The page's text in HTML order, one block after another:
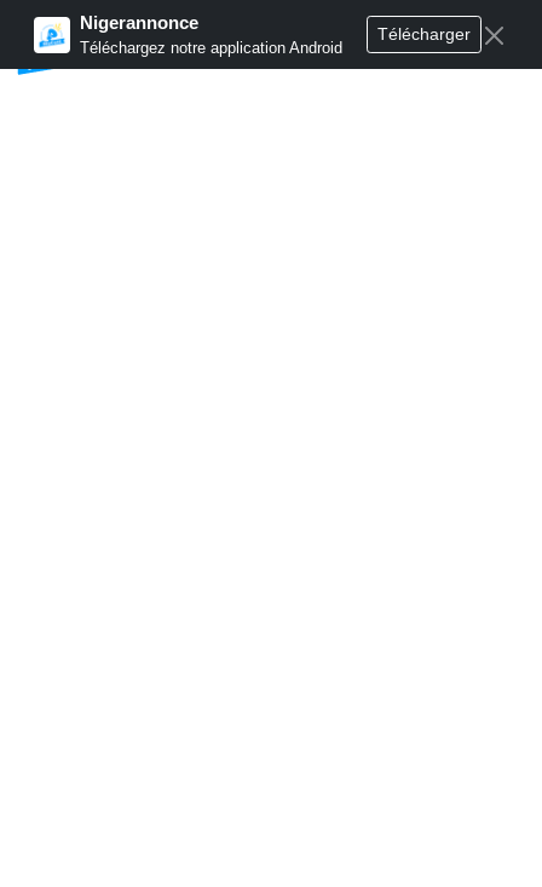
Nigerannonce
Téléchargez notre application Android
Télécharger
Publier annonces